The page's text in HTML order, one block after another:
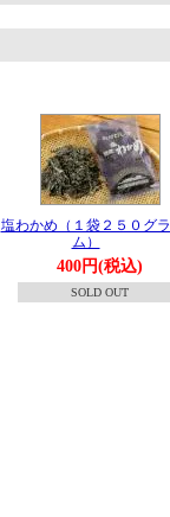
塩わかめ（１袋２５０グラ
ム）
400円(税込)
SOLD OUT